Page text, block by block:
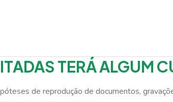
TERÁ ALGUM
de reprodução de documentos,